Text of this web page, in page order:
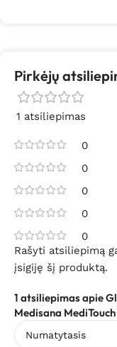
Pirkėjų
1 atsiliepimas
0
0
0
0
0
1 atsiliepimas apie
Medisana MediTouch
Rašyti atsiliepimą
įsigiję šį produktą.